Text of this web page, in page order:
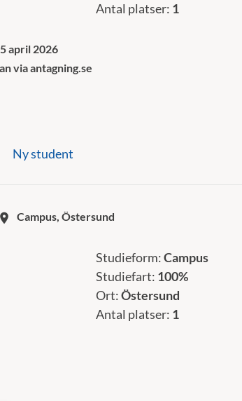
Antal platser: 1
april 2026
via antagning.se
Ny student
room Campus, Östersund
Studieform:Campus
Studiefart: 100%
Ort:Östersund
Antal platser: 1